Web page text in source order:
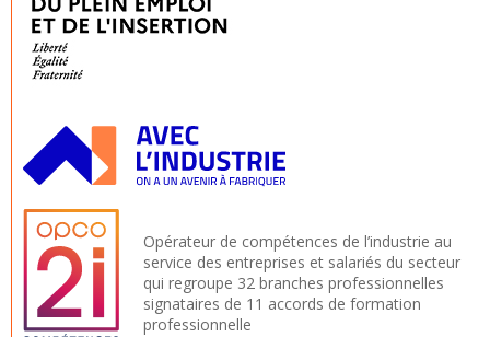
Opérateur de compétences de l’industrie au
service des entreprises et salariés du secteur
qui regroupe 32 branches professionnelles
signataires de 11 accords de formation
professionnelle